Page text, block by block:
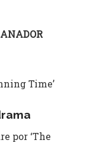
Time’
por ‘The